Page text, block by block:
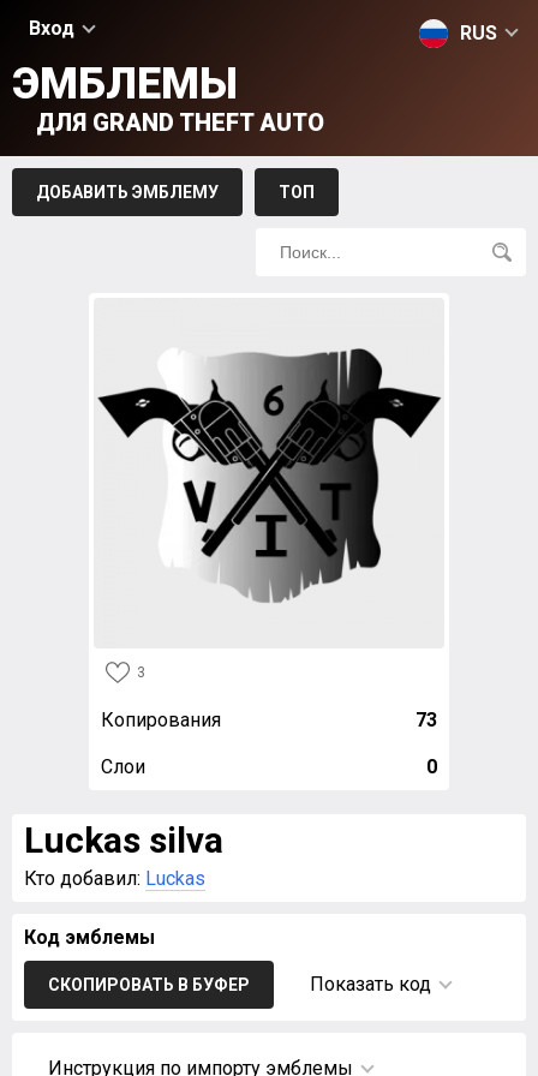
Вход RUS
ЭМБЛЕМЫ
ДЛЯ GRAND THEFT AUTO
ДОБАВИТЬ ЭМБЛЕМУ ТОП
3
Копирования 73
Слои 0
Luckas silva
Кто добавил: Luckas
Код эмблемы
СКОПИРОВАТЬ В БУФЕР Показать код
Инструкция по импорту эмблемы